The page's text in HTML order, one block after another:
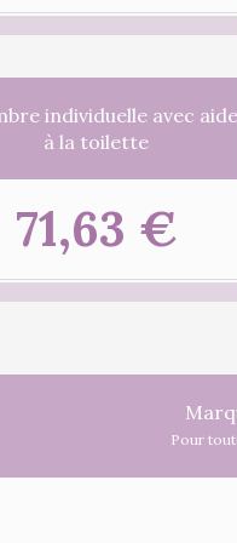
individuelle avec aide
à la toilette
71,63 €
Pour